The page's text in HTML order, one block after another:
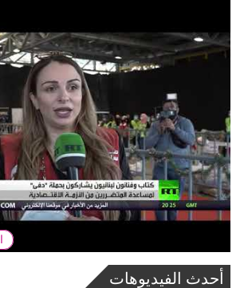
أحدث الفيديوهات